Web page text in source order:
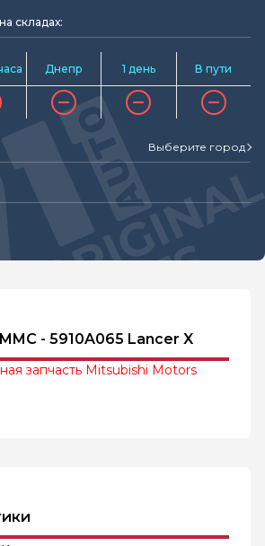
складах:
Днепр 1 день В пути
Выберите город
- 5910A065 Lancer X
запчасть Mitsubishi Motors